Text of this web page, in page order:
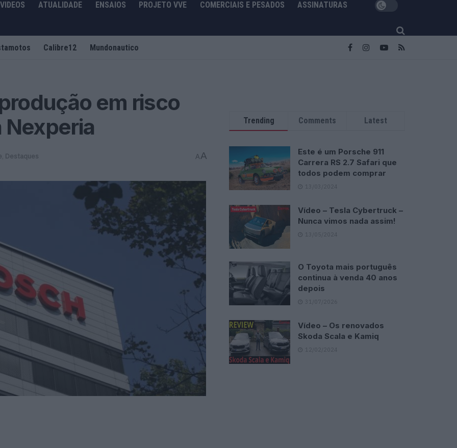
VIDEOS ATUALIDADE ENSAIOS PROJETO VVE COMERCIAIS E PESADOS ASSINATURAS
Calibre12 Mundonautico
em risco
Nexperia
Destaques AA
Trending Comments Latest
Este é um Porsche 911
Carrera RS 2.7 Safari que
todos podem comprar
13/03/2024
Vídeo – Tesla Cybertruck –
Nunca vimos nada assim!
13/05/2024
O Toyota mais português
continua à venda 40 anos
depois
31/07/2026
Vídeo – Os renovados
Skoda Scala e Kamiq
12/02/2024